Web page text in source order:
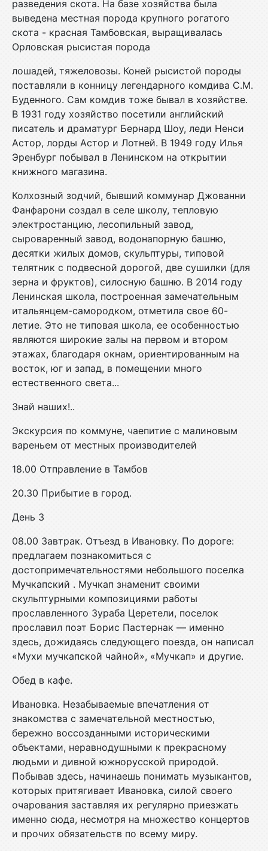
разведения скота. На базе хозяйства была
выведена местная порода крупного рогатого
скота - красная Тамбовская, выращивалась
Орловская рысистая порода
лошадей, тяжеловозы. Коней рысистой породы
поставляли в конницу легендарного комдива С.М.
Буденного. Сам комдив тоже бывал в хозяйстве.
В 1931 году хозяйство посетили английский
писатель и драматург Бернард Шоу, леди Ненси
Астор, лорды Астор и Лотней. В 1949 году Илья
Эренбург побывал в Ленинском на открытии
книжного магазина.
Колхозный зодчий, бывший коммунар Джованни
Фанфарони создал в селе школу, тепловую
электростанцию, лесопильный завод,
сыроваренный завод, водонапорную башню,
десятки жилых домов, скульптуры, типовой
телятник с подвесной дорогой, две сушилки (для
зерна и фруктов), силосную башню. В 2014 году
Ленинская школа, построенная замечательным
итальянцем-самородком, отметила свое 60-
летие. Это не типовая школа, ее особенностью
являются широкие залы на первом и втором
этажах, благодаря окнам, ориентированным на
восток, юг и запад, в помещении много
естественного света...
Знай наших!..
Экскурсия по коммуне, чаепитие с малиновым
вареньем от местных производителей
18.00 Отправление в Тамбов
20.30 Прибытие в город.
День 3
08.00 Завтрак. Отъезд в Ивановку. По дороге:
предлагаем познакомиться с
достопримечательностями небольшого поселка
Мучкапский . Мучкап знаменит своими
скульптурными композициями работы
прославленного Зураба Церетели, поселок
прославил поэт Борис Пастернак — именно
здесь, дожидаясь следующего поезда, он написал
«Мухи мучкапской чайной», «Мучкап» и другие.
Обед в кафе.
Ивановка. Незабываемые впечатления от
знакомства с замечательной местностью,
бережно воссозданными историческими
объектами, неравнодушными к прекрасному
людьми и дивной южнорусской природой.
Побывав здесь, начинаешь понимать музыкантов,
которых притягивает Ивановка, силой своего
очарования заставляя их регулярно приезжать
именно сюда, несмотря на множество концертов
и прочих обязательств по всему миру.